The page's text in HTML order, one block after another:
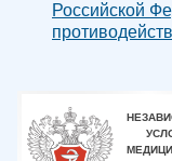
Российской